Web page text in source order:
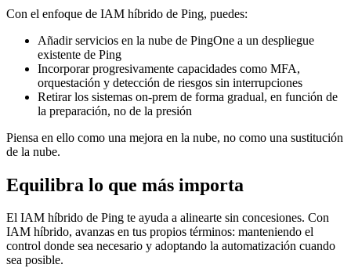
Con el enfoque de IAM híbrido de Ping, puedes:
Añadir servicios en la nube de PingOne a un despliegue
existente de Ping
Incorporar progresivamente capacidades como MFA,
orquestación y detección de riesgos sin interrupciones
Retirar los sistemas on-prem de forma gradual, en función de
la preparación, no de la presión
Piensa en ello como una mejora en la nube, no como una sustitución
de la nube.
Equilibra lo que más importa
El IAM híbrido de Ping te ayuda a alinearte sin concesiones. Con
IAM híbrido, avanzas en tus propios términos: manteniendo el
control donde sea necesario y adoptando la automatización cuando
sea posible.